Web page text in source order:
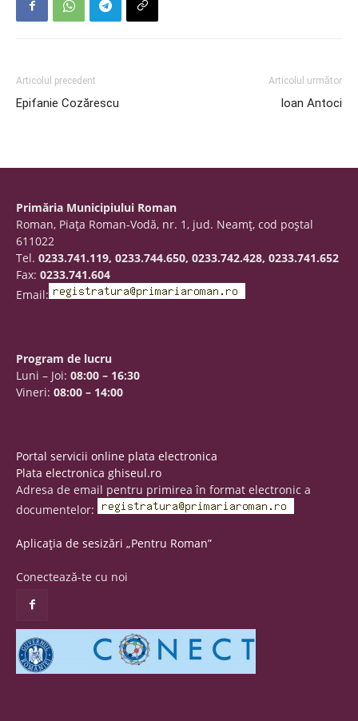
Articolul precedent
Epifanie Cozărescu
Articolul următor
Ioan Antoci
Primăria Municipiului Roman
Roman, Piaţa Roman-Vodă, nr. 1, jud. Neamţ, cod poştal
611022
Tel. 0233.741.119, 0233.744.650, 0233.742.428, 0233.741.652
Fax: 0233.741.604
Email:
Program de lucru
Luni – Joi: 08:00 – 16:30
Vineri: 08:00 – 14:00
Portal servicii online plata electronica
Plata electronica ghiseul.ro
Adresa de email pentru primirea în format electronic a
documentelor:
Aplicația de sesizări „Pentru Roman”
Conectează-te cu noi